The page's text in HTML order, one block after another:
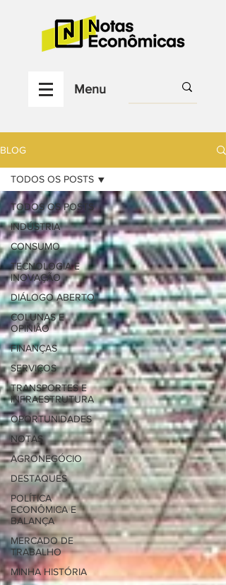
Menu
BLOG
TODOS OS POSTS
INDÚSTRIA
CONSUMO
TECNOLOGIA E
INOVAÇÃO
DIÁLOGO ABERTO
COLUNAS E
OPINIÃO
FINANÇAS
SERVIÇOS
TRANSPORTES E
INFRAESTRUTURA
OPORTUNIDADES
NOTAS
AGRONEGÓCIO
DESTAQUES
POLÍTICA
ECONÔMICA E
BALANÇA
MERCADO DE
TRABALHO
MINHA HISTÓRIA
TODOS OS POSTS